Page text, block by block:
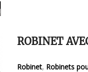
ROBINET
Robinet, Robinets